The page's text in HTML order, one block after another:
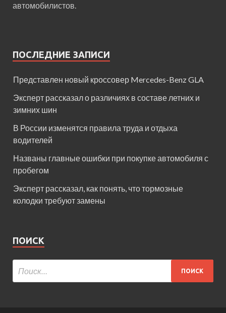
автомобилистов.
ПОСЛЕДНИЕ ЗАПИСИ
Представлен новый кроссовер Mercedes-Benz GLA
Эксперт рассказал о различиях в составе летних и
зимних шин
В России изменятся правила труда и отдыха
водителей
Названы главные ошибки при покупке автомобиля с
пробегом
Эксперт рассказал, как понять, что тормозные
колодки требуют замены
ПОИСК